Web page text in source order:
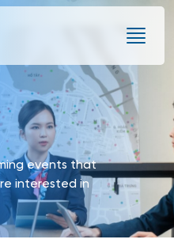
events that
interested in